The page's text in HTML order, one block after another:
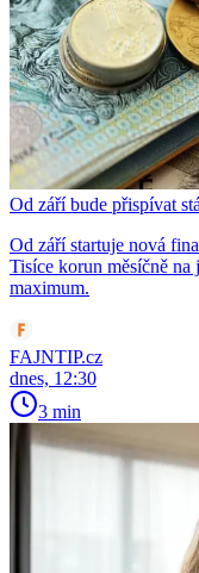
Od září bude přispívat
Od září startuje nová
Tisíce korun měsíčně na
maximum.
FAJNTIP.cz
dnes, 12:30
3 min